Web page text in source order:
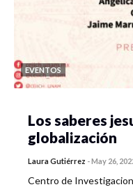
EVENTOS
Los saberes
globalización
Laura Gutiérrez -May 26,
Centro de